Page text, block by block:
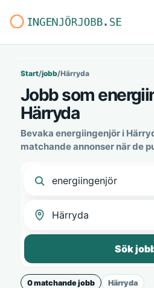
Start/jobb/Härryda
Jobb som
Härryda
Bevaka energiingenjör i
matchande annonser när de
Sök
0 matchande jobb Härryda